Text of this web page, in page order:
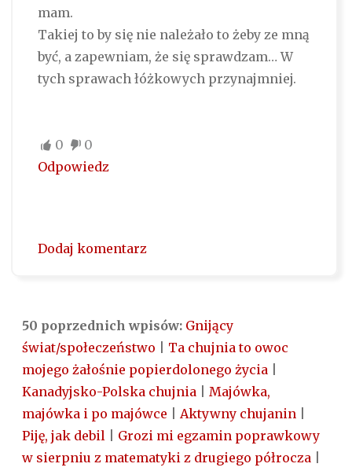
mam.
Takiej to by się nie należało to żeby ze mną
być, a zapewniam, że się sprawdzam… W
tych sprawach łóżkowych przynajmniej.
0
0
Odpowiedz
Dodaj komentarz
50 poprzednich wpisów: Gnijący
świat/społeczeństwo
Ta chujnia to owoc
mojego żałośnie popierdolonego życia
Kanadyjsko-Polska chujnia
Majówka,
majówka i po majówce
Aktywny chujanin
Piję, jak debil
Grozi mi egzamin poprawkowy
w sierpniu z matematyki z drugiego półrocza